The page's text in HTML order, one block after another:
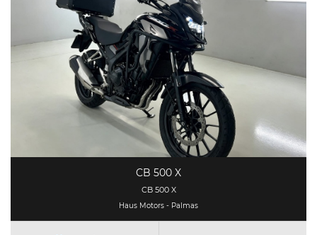
CB 500 X
CB 500 X
Haus Motors - Palmas